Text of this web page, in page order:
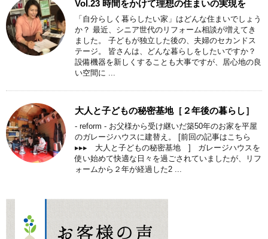
Vol.23 時間をかけて理想の住まいの実現を
「自分らしく暮らしたい家」はどんな住まいでしょう
か？ 最近、シニア世代のリフォーム相談が増えてき
ました。 子どもが独立した後の、夫婦のセカンドス
テージ。 皆さんは、どんな暮らしをしたいですか？
設備機器を新しくすることも大事ですが、居心地の良
い空間に ...
大人と子どもの秘密基地［２年後の暮らし］
- reform - お父様から受け継いだ築50年のお家を平屋
のガレージハウスに建替え。 [前回の記事はこちら
▸▸▸ 大人と子どもの秘密基地 ] ガレージハウスを
使い始めて快適な日々を過ごされていましたが、リフ
ォームから２年が経過した2 ...